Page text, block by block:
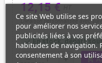
12,15 €
Livraison personnalisée avec
check En stock, départ
remove add shopping_cart
Ce site Web utilise ses
pour améliorer nos
publicités liées à vos
habitudes de navigation.
consentement à son